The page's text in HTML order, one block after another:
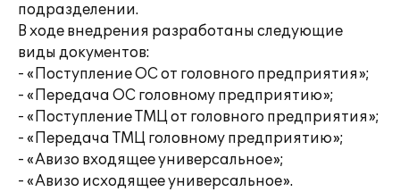
подразделении.
В ходе внедрения разработаны следующие
виды документов:
- «Поступление ОС от головного предприятия»;
- «Передача ОС головному предприятию»;
- «Поступление ТМЦ от головного предприятия»;
- «Передача ТМЦ головному предприятию»;
- «Авизо входящее универсальное»;
- «Авизо исходящее универсальное».